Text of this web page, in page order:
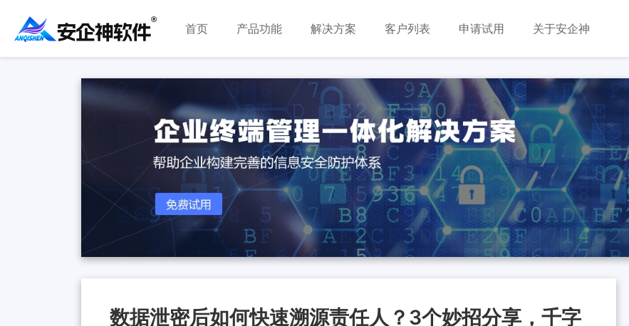
首页 产品功能 解决方案 客户列表 申请试用 关于安企神
数据泄密后如何快速溯源责任人？3个妙招分享，千字